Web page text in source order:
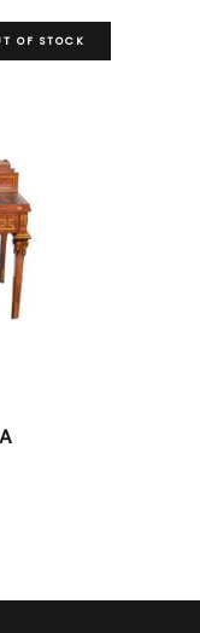
OF STOCK